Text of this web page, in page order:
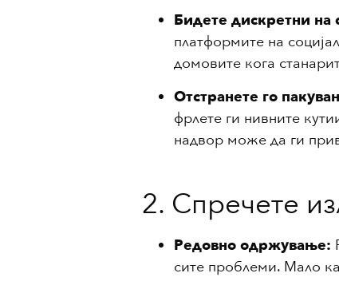
Бидете дискретни на
платформите на
домовите кога
Отстранете го
фрлете ги нивните
надвор може да ги
2. Спречете
Редовно одржување:
сите проблеми. Мало